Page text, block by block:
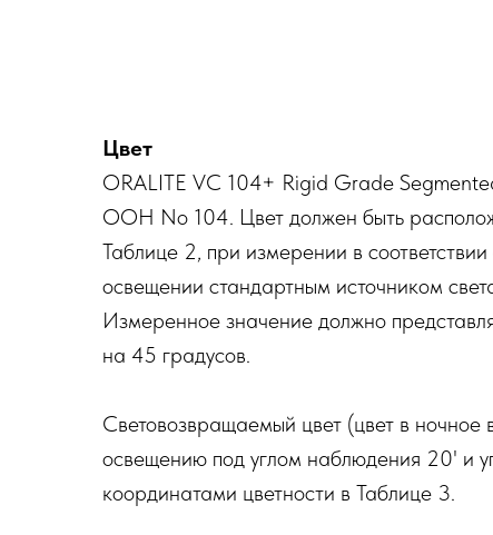
Цвет
ORALITE VC 104+ Rigid Grade
ООН No 104. Цвет должен быть
Таблице 2, при измерении в
освещении стандартным источником
Измеренное значение должно
на 45 градусов.
Световозвращаемый цвет (цвет в
освещению под углом наблюдения 20' и
координатами цветности в Таблице 3.